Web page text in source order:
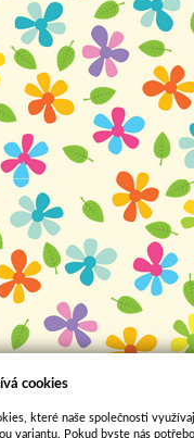
cookies
které naše společnosti
variantu. Pokud byste nás